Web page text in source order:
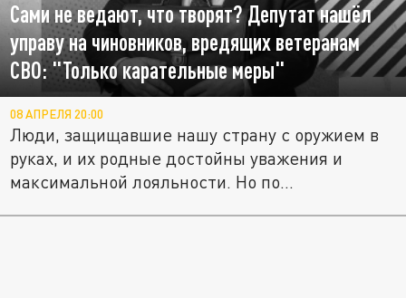
Сами не ведают, что творят? Депутат нашёл
управу на чиновников, вредящих ветеранам
СВО: "Только карательные меры"
08 АПРЕЛЯ 20:00
Люди, защищавшие нашу страну с оружием в
руках, и их родные достойны уважения и
максимальной лояльности. Но по...